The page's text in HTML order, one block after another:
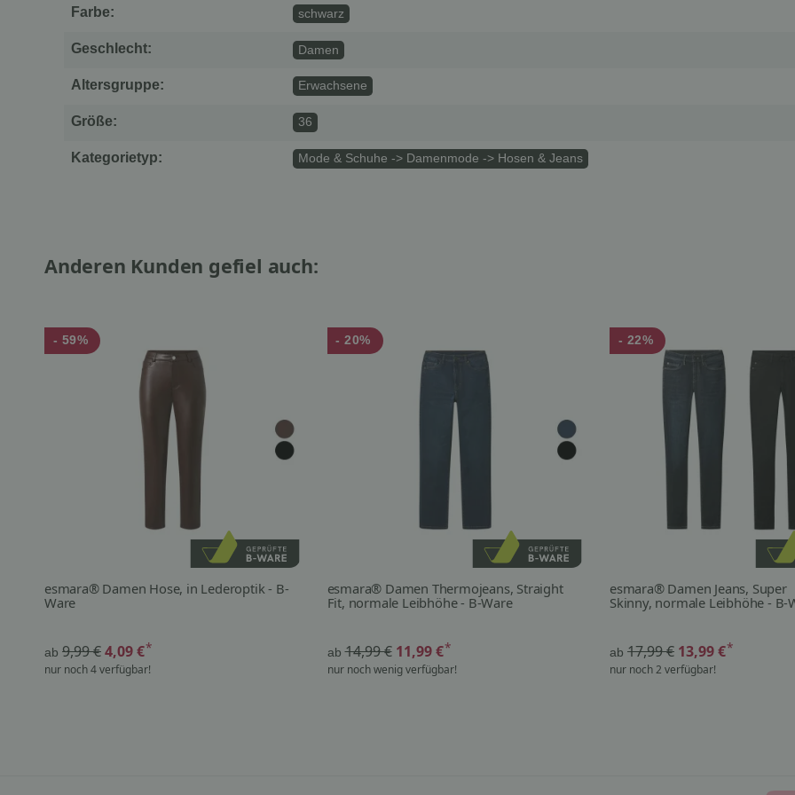
Farbe: schwarz
Geschlecht: Damen
Altersgruppe: Erwachsene
Größe: 36
Kategorietyp: Mode & Schuhe -> Damenmode -> Hosen & Jeans
Anderen Kunden gefiel auch:
- 59%
esmara® Damen Hose, in Lederoptik - B-
Ware
ab 9,99 €4,09 €*
nur noch 4 verfügbar!
- 20%
esmara® Damen Thermojeans, Straight
Fit, normale Leibhöhe - B-Ware
ab 14,99 € 11,99 €*
nur noch wenig verfügbar!
- 22%
esmara® Damen Jeans, Super
Skinny, normale Leibhöhe - B-
ab 17,99 € 13,99 €*
nur noch 2 verfügbar!